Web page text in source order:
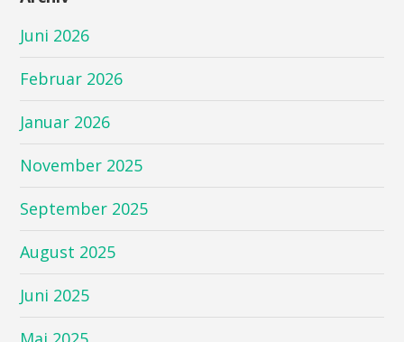
Juni 2026
Februar 2026
Januar 2026
November 2025
September 2025
August 2025
Juni 2025